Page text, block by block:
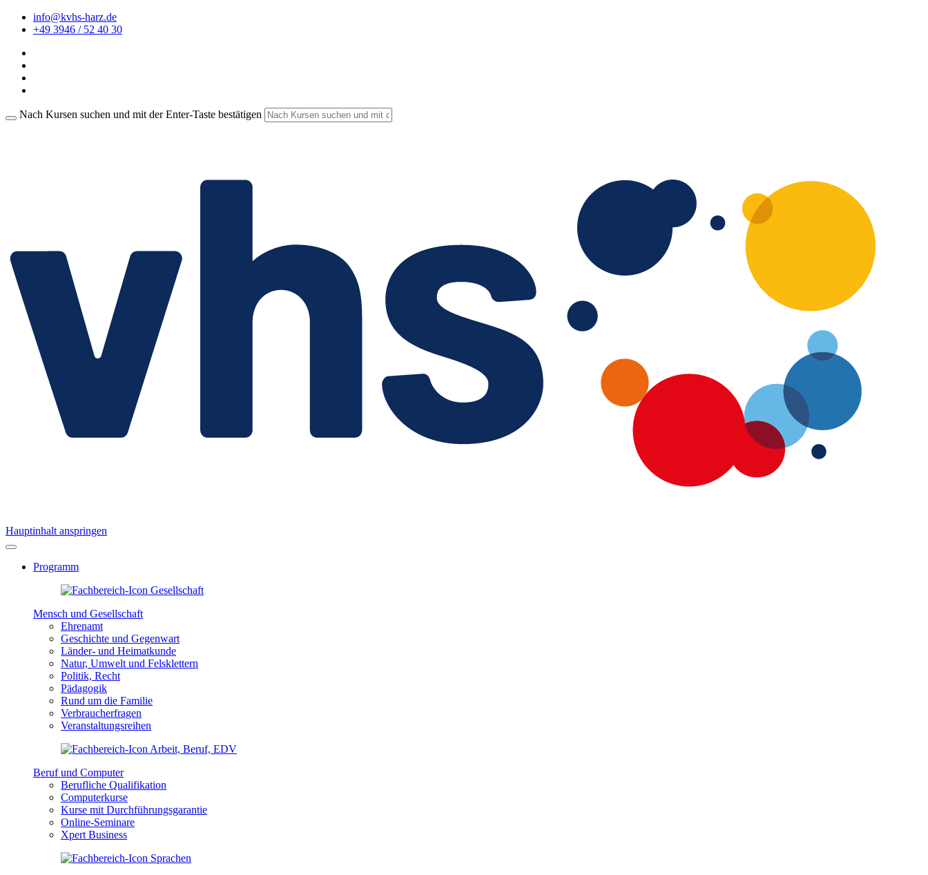
info@kvhs-harz.de
+49 3946 / 52 40 30
Nach Kursen suchen und mit der Enter-Taste bestätigen
Hauptinhalt anspringen
Programm
Mensch und Gesellschaft
Ehrenamt
Geschichte und Gegenwart
Länder- und Heimatkunde
Natur, Umwelt und Felsklettern
Politik, Recht
Pädagogik
Rund um die Familie
Verbraucherfragen
Veranstaltungsreihen
Beruf und Computer
Berufliche Qualifikation
Computerkurse
Kurse mit Durchführungsgarantie
Online-Seminare
Xpert Business